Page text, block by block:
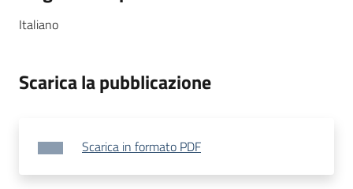
Italiano
Scarica la pubblicazione
Scarica in formato PDF